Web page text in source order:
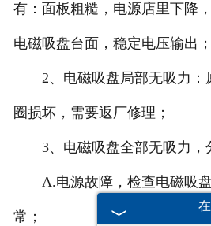
有：面板粗糙，电源店里下降
电磁吸盘台面，稳定电压输出；
2、电磁吸盘局部无吸力：
圈损坏，需要返厂修理；
3、电磁吸盘全部无吸力，
A.电源故障，检查电磁吸盘
常；